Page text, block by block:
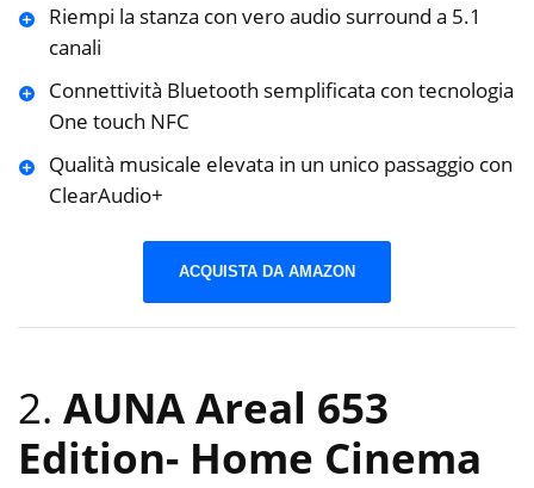
Riempi la stanza con vero audio surround a 5.1
canali
Connettività Bluetooth semplificata con tecnologia
One touch NFC
Qualità musicale elevata in un unico passaggio con
ClearAudio+
ACQUISTA DA AMAZON
2. AUNA Areal 653
Edition- Home Cinema